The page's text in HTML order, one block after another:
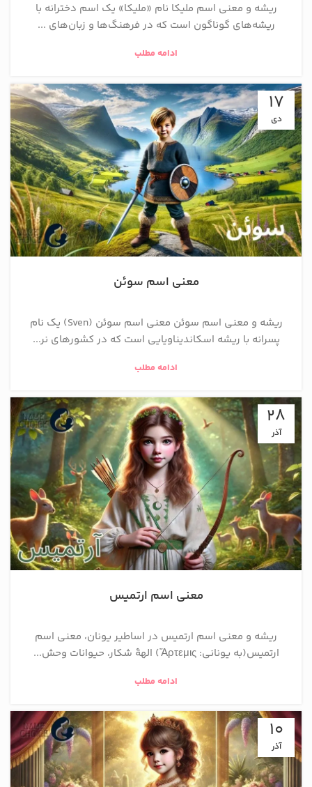
ریشه و معنی اسم ملیکا نام «ملیکا» یک اسم دخترانه با
ریشه‌های گوناگون است که در فرهنگ‌ها و زبان‌های ...
ادامه مطلب
17
دی
معنی اسم سوئن
ریشه و معنی اسم سوئن معنی اسم سوئن (Sven) یک نام
پسرانه با ریشه اسکاندیناویایی است که در کشورهای نر...
ادامه مطلب
28
آذر
معنی اسم ارتمیس
ریشه و معنی اسم ارتمیس در اساطیر یونان، معنی اسم
ارتمیس(به یونانی: Ἄρτεμις) الههٔ شکار، حیوانات وحش...
ادامه مطلب
10
آذر